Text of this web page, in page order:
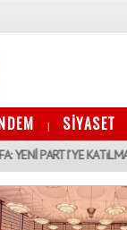
| SİYASET
KARARı ALDıLAR